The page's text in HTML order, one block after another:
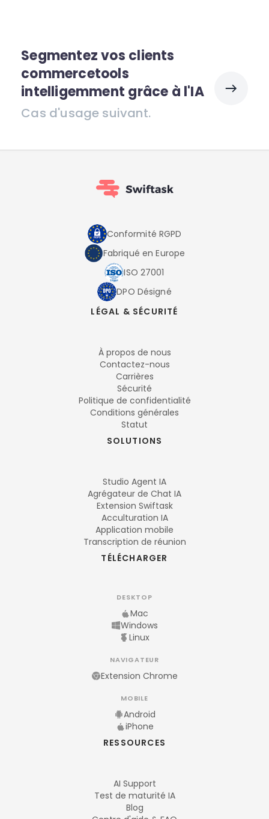
Segmentez vos clients
commercetools
intelligemment grâce à l'IA
Cas d'usage suivant.
Conformité RGPD
Fabriqué en Europe
ISO 27001
DPO Désigné
LÉGAL & SÉCURITÉ
À propos de nous
Contactez-nous
Carrières
Sécurité
Politique de confidentialité
Conditions générales
Statut
SOLUTIONS
Studio Agent IA
Agrégateur de Chat IA
Extension Swiftask
Acculturation IA
Application mobile
Transcription de réunion
TÉLÉCHARGER
DESKTOP
Mac
Windows
Linux
NAVIGATEUR
Extension Chrome
MOBILE
Android
iPhone
RESSOURCES
AI Support
Test de maturité IA
Blog